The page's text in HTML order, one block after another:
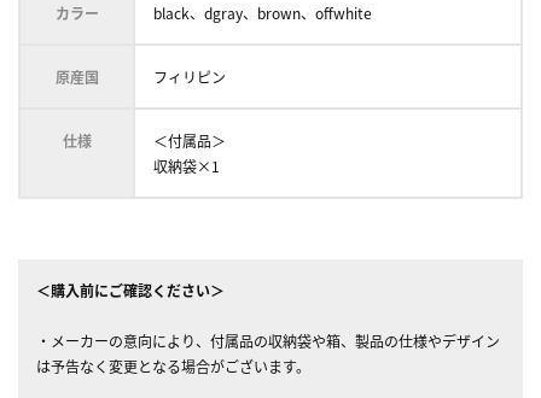
カラー black、dgray、brown、offwhite
原産国 フィリピン
仕様
＜付属品＞
収納袋×1
＜購入前にご確認ください＞
・メーカーの意向により、付属品の収納袋や箱、製品の仕様やデザイン
は予告なく変更となる場合がございます。